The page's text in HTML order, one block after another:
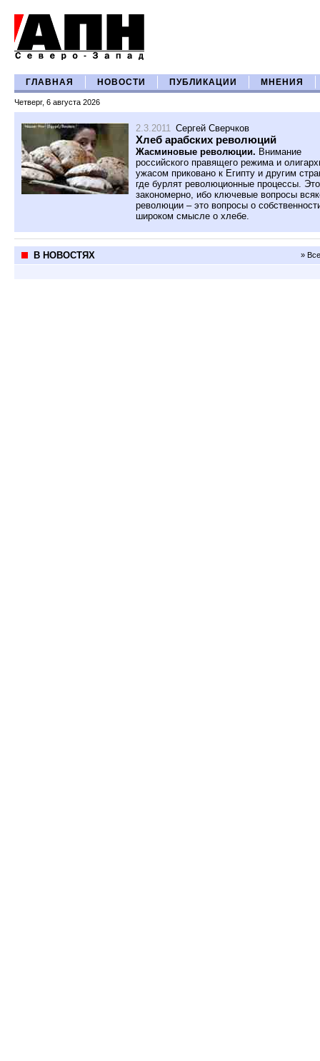
ГЛАВНАЯ НОВОСТИ ПУБЛИКАЦИИ МНЕНИЯ
Четверг, 6 августа 2026
2.3.2011 Сергей Сверчков
Хлеб арабских революций
Жасминовые революции. Внимание
российского правящего режима и
ужасом приковано к Египту и другим
где бурлят революционные процессы. Это
закономерно, ибо ключевые вопросы
революции – это вопросы о
широком смысле о хлебе.
В НОВОСТЯХ »